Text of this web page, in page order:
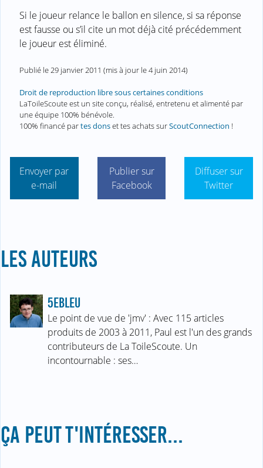
Si le joueur relance le ballon en silence, si sa réponse
est fausse ou s’il cite un mot déjà cité précédemment
le joueur est éliminé.
Publié le29 janvier 2011 (mis à jour le4 juin 2014)
Droit de reproduction libre sous certaines conditions
LaToileScoute est un site conçu, réalisé, entretenu et alimenté par
une équipe 100% bénévole.
100% financé partes donset tes achats surScoutConnection !
Envoyer par
e-mail
Publier sur
Facebook
Diffuser sur
Twitter
LES AUTEURS
5EBLEU
Le point de vue de 'jmv' : Avec 115 articles
produits de 2003 à 2011, Paul est l'un des grands
contributeurs de La ToileScoute. Un
incontournable : ses…
ÇA PEUT T'INTÉRESSER...